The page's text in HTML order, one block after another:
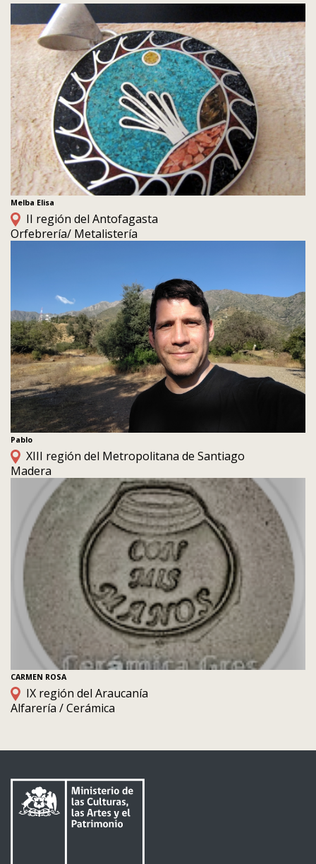
Melba Elisa
II región del Antofagasta
Orfebrería/ Metalistería
Pablo
XIII región del Metropolitana de Santiago
Madera
CARMEN ROSA
IX región del Araucanía
Alfarería / Cerámica